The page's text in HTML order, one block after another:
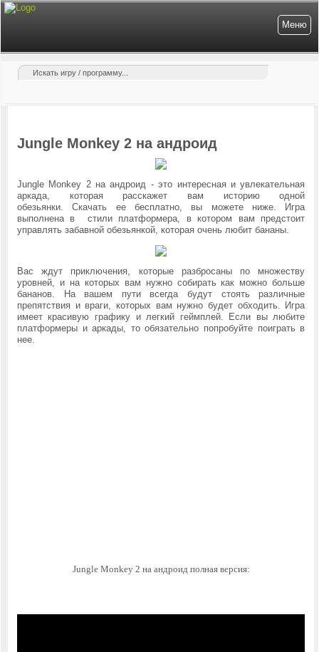
Меню
Jungle Monkey 2 на андроид
Jungle Monkey 2 на андроид - это интересная и увлекательная
аркада, которая расскажет вам историю одной
обезьянки. Скачать ее бесплатно, вы можете ниже. Игра
выполнена в стили платформера, в котором вам предстоит
управлять забавной обезьянкой, которая очень любит бананы.
Вас ждут приключения, которые разбросаны по множеству
уровней, и на которых вам нужно собирать как можно больше
бананов. На вашем пути всегда будут стоять различные
препятствия и враги, которых вам нужно будет обходить. Игра
имеет красивую графику и легкий геймплей. Если вы любите
платформеры и аркады, то обязательно попробуйте поиграть в
нее.
Jungle Monkey 2 на андроид полная версия: